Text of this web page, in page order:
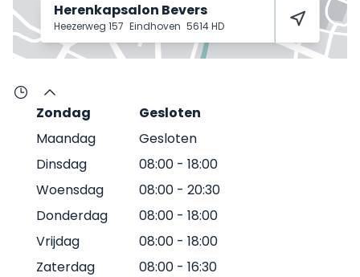
Herenkapsalon Bevers
Heezerweg 157 Eindhoven 5614 HD
Zondag
Gesloten
Maandag
Gesloten
Dinsdag
08:00 - 18:00
Woensdag
08:00 - 20:30
Donderdag
08:00 - 18:00
Vrijdag
08:00 - 18:00
Zaterdag
08:00 - 16:30